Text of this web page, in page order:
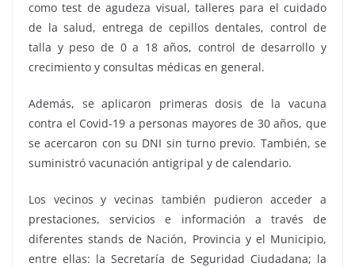
como test de agudeza visual, talleres para el cuidado
de la salud, entrega de cepillos dentales, control de
talla y peso de 0 a 18 años, control de desarrollo y
crecimiento y consultas médicas en general.
Además, se aplicaron primeras dosis de la vacuna
contra el Covid-19 a personas mayores de 30 años, que
se acercaron con su DNI sin turno previo. También, se
suministró vacunación antigripal y de calendario.
Los vecinos y vecinas también pudieron acceder a
prestaciones, servicios e información a través de
diferentes stands de Nación, Provincia y el Municipio,
entre ellas: la Secretaría de Seguridad Ciudadana; la